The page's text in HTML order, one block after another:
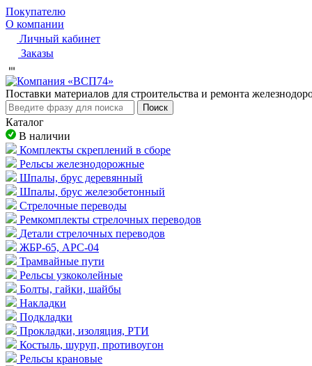
Покупателю
О компании
Личный кабинет
Заказы
Пocтaвки мaтepиaлoв для cтpoитeльcтвa и peмoнтa
Поиск
Каталог
В наличии
Комплекты скреплений в сборе
Рельсы железнодорожные
Шпалы, брус деревянный
Шпалы, брус железобетонный
Стрелочные переводы
Ремкомплекты стрелочных переводов
Детали стрелочных переводов
ЖБР-65, АРС-04
Трамвайные пути
Рельсы узкоколейные
Болты, гайки, шайбы
Накладки
Подкладки
Прокладки, изоляция, РТИ
Костыль, шуруп, противоугон
Рельсы крановые